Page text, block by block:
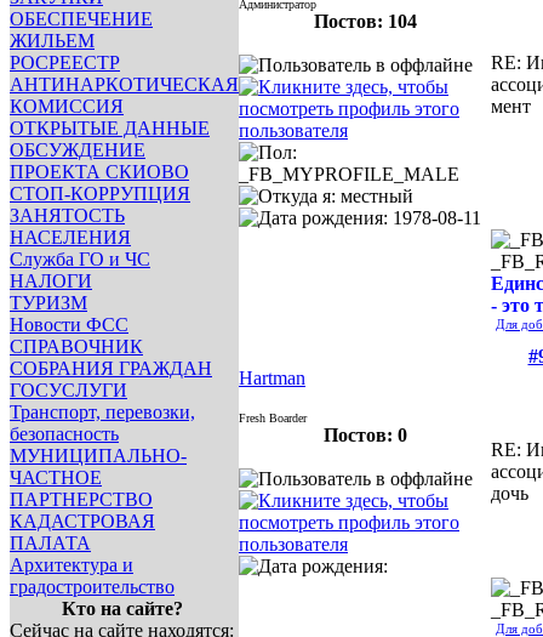
ОБЕСПЕЧЕНИЕ
ЖИЛЬЕМ
РОСРЕЕСТР
АНТИНАРКОТИЧЕСКАЯ
КОМИССИЯ
ОТКРЫТЫЕ ДАННЫЕ
ОБСУЖДЕНИЕ
ПРОЕКТА СКИОВО
СТОП-КОРРУПЦИЯ
ЗАНЯТОСТЬ
НАСЕЛЕНИЯ
Служба ГО и ЧС
НАЛОГИ
ТУРИЗМ
Новости ФСС
СПРАВОЧНИК
СОБРАНИЯ ГРАЖДАН
ГОСУСЛУГИ
Транспорт, перевозки,
безопасность
МУНИЦИПАЛЬНО-
ЧАСТНОЕ
ПАРТНЕРСТВО
КАДАСТРОВАЯ
ПАЛАТА
Архитектура и
градостроительство
Кто на сайте?
Сейчас на сайте находятся:
Администратор
Постов: 104
RE:
мент
- это
Для
Hartman
Fresh Boarder
Постов: 0
RE:
дочь
Для